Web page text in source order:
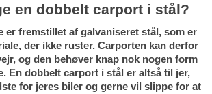
en dobbelt carport i stål?
er fremstillet af galvaniseret stål, som er
der ikke ruster. Carporten kan derfor
og den behøver knap nok nogen form
En dobbelt carport i stål er altså til jer,
for jeres biler og gerne vil slippe for at